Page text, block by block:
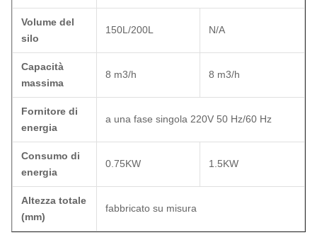
Volume del
silo
150L/200L N/A
Capacità
massima
8 m3/h 8 m3/h
Fornitore di
energia
a una fase singola 220V 50 Hz/60 Hz
Consumo di
energia
0.75KW 1.5KW
Altezza totale
(mm)
fabbricato su misura